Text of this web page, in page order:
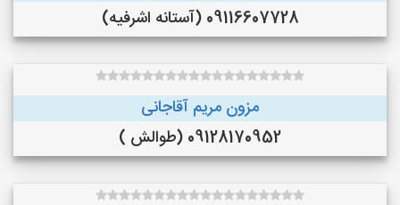
09116607728 (آستانه اشرفیه)
مزون مریم آقاجانی
09128170952 (طوالش )